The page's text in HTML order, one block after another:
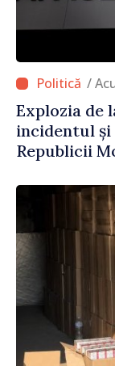
/
Explozia de
incidentul și
Republicii